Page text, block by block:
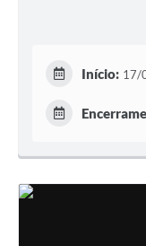
Início: 17/